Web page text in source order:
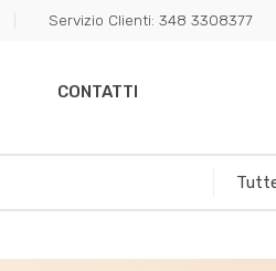
Servizio Clienti: 348 3308377
CONTATTI